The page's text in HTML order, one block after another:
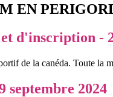
EN
d'inscription -
de la canéda. Toute la
septembre 2024